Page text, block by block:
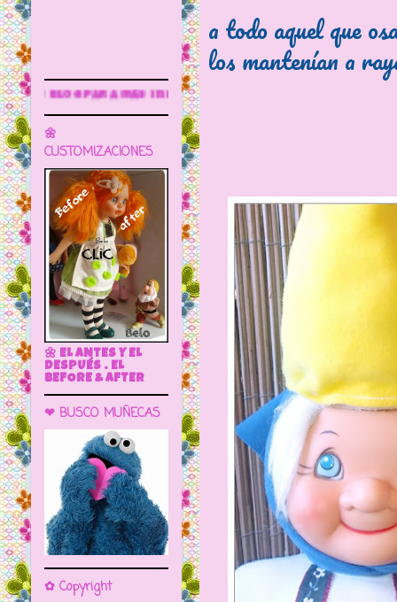
a todo aquel que
los mantenían a
información
🌼
CUSTOMIZACIONES
🌼 EL ANTES Y EL
DESPUÉS . EL
BEFORE & AFTER
❤ BUSCO MUÑECAS
✿ Copyright